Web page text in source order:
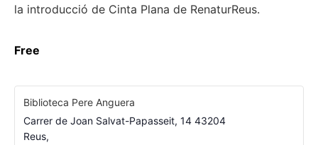
la introducció de Cinta Plana de RenaturReus.
Free
Biblioteca Pere Anguera
Carrer de Joan Salvat-Papasseit, 14 43204
Reus,